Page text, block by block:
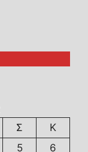
Σ
Κ
5 6